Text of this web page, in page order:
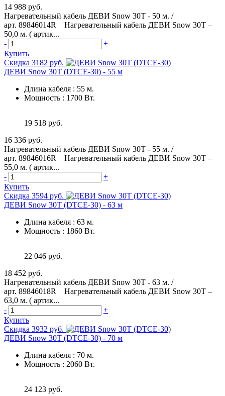
14 988 руб.
Нагревательный кабель ДЕВИ Snow 30T - 50 м. /
арт. 89846014R Нагревательный кабель ДЕВИ Snow 30T –
50,0 м. ( артик...
-
+
Купить
Скидка 3182 руб.
ДЕВИ Snow 30T (DTCE-30) - 55 м
Длина кабеля : 55 м.
Мощность : 1700 Вт.
19 518 руб.
16 336 руб.
Нагревательный кабель ДЕВИ Snow 30T - 55 м. /
арт. 89846016R Нагревательный кабель ДЕВИ Snow 30T –
55,0 м. ( артик...
-
+
Купить
Скидка 3594 руб.
ДЕВИ Snow 30T (DTCE-30) - 63 м
Длина кабеля : 63 м.
Мощность : 1860 Вт.
22 046 руб.
18 452 руб.
Нагревательный кабель ДЕВИ Snow 30T - 63 м. /
арт. 89846018R Нагревательный кабель ДЕВИ Snow 30T –
63,0 м. ( артик...
-
+
Купить
Скидка 3932 руб.
ДЕВИ Snow 30T (DTCE-30) - 70 м
Длина кабеля : 70 м.
Мощность : 2060 Вт.
24 123 руб.